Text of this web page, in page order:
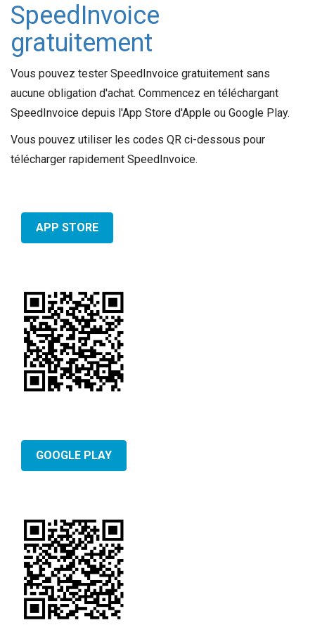
SpeedInvoice
gratuitement
Vous pouvez tester SpeedInvoice gratuitement sans
aucune obligation d'achat. Commencez en téléchargant
SpeedInvoice depuis l'App Store d'Apple ou Google Play.
Vous pouvez utiliser les codes QR ci-dessous pour
télécharger rapidement SpeedInvoice.
APP STORE
GOOGLE PLAY